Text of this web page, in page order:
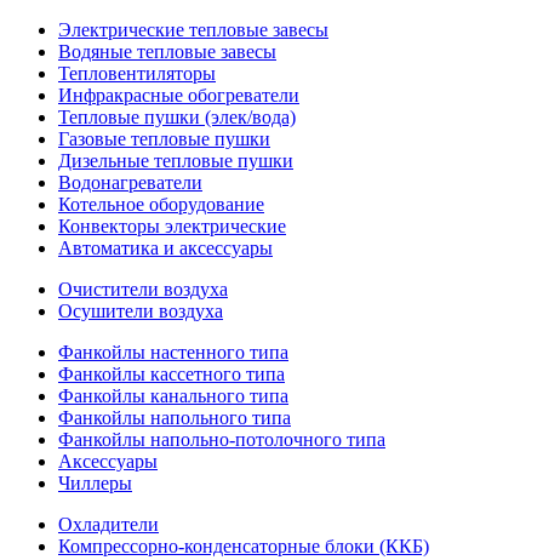
Электрические тепловые завесы
Водяные тепловые завесы
Тепловентиляторы
Инфракрасные обогреватели
Тепловые пушки (элек/вода)
Газовые тепловые пушки
Дизельные тепловые пушки
Водонагреватели
Котельное оборудование
Конвекторы электрические
Автоматика и аксессуары
Очистители воздуха
Осушители воздуха
Фанкойлы настенного типа
Фанкойлы кассетного типа
Фанкойлы канального типа
Фанкойлы напольного типа
Фанкойлы напольно-потолочного типа
Аксессуары
Чиллеры
Охладители
Компрессорно-конденсаторные блоки (ККБ)